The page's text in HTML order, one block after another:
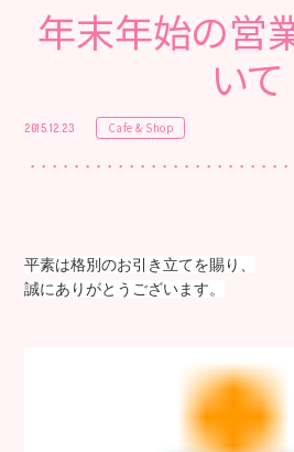
年末年始の営
いて
2015.12.23 Cafe & Shop
平素は格別のお引き立てを賜り、
誠にありがとうございます。